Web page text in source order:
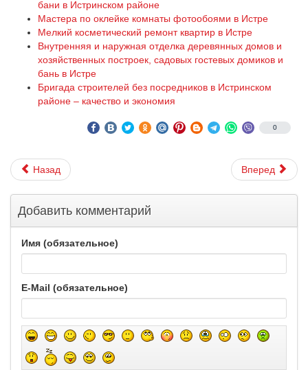
бани в Истринском районе
Мастера по оклейке комнаты фотообоями в Истре
Мелкий косметический ремонт квартир в Истре
Внутренняя и наружная отделка деревянных домов и
хозяйственных построек, садовых гостевых домиков и
бань в Истре
Бригада строителей без посредников в Истринском
районе – качество и экономия
0
Назад Вперед
Добавить комментарий
Имя (обязательное)
E-Mail (обязательное)